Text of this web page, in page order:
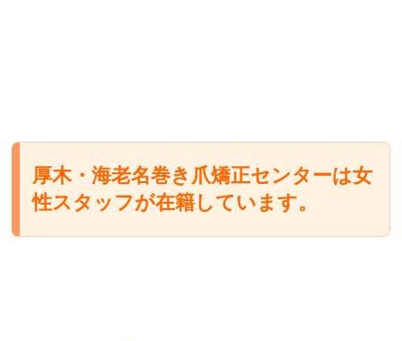
厚木・海老名巻き爪矯正センターは女
性スタッフが在籍しています。